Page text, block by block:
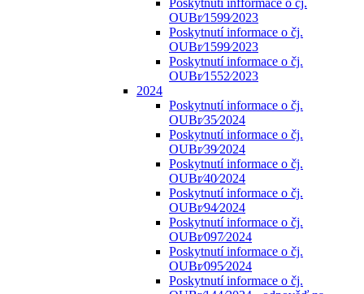
Poskytnutí infformace o čj.
OUBr⁄1599⁄2023
Poskytnutí informace o čj.
OUBr⁄1599⁄2023
Poskytnutí informace o čj.
OUBr⁄1552⁄2023
2024
Poskytnutí informace o čj.
OUBr⁄35⁄2024
Poskytnutí informace o čj.
OUBr⁄39⁄2024
Poskytnutí informace o čj.
OUBr⁄40⁄2024
Poskytnutí informace o čj.
OUBr⁄94⁄2024
Poskytnutí informace o čj.
OUBr⁄097⁄2024
Poskytnutí informace o čj.
OUBr⁄095⁄2024
Poskytnutí informace o čj.